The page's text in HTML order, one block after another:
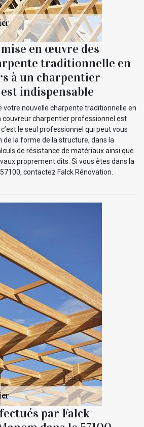
en œuvre des
traditionnelle en
à un charpentier
indispensable
votre nouvelle charpente traditionnelle en
couvreur charpentier professionnel est
le seul professionnel qui peut vous
de la forme de la structure, dans la
de résistance de matériaux ainsi que
proprement dits. Si vous êtes dans la
contactez Falck Rénovation.
par Falck